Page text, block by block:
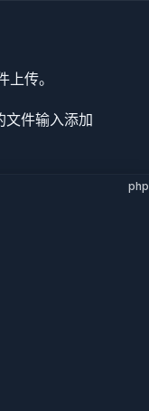
传。
文件输入添加
php